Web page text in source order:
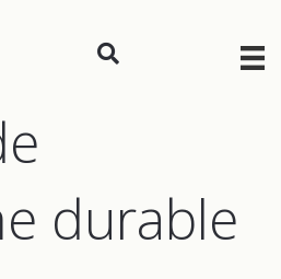
durable